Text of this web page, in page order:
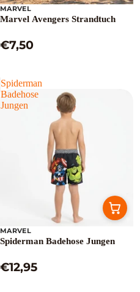
MARVEL
Marvel Avengers Strandtuch
€7,50
Spiderman
Badehose
Jungen
MARVEL
Spiderman Badehose Jungen
€12,95